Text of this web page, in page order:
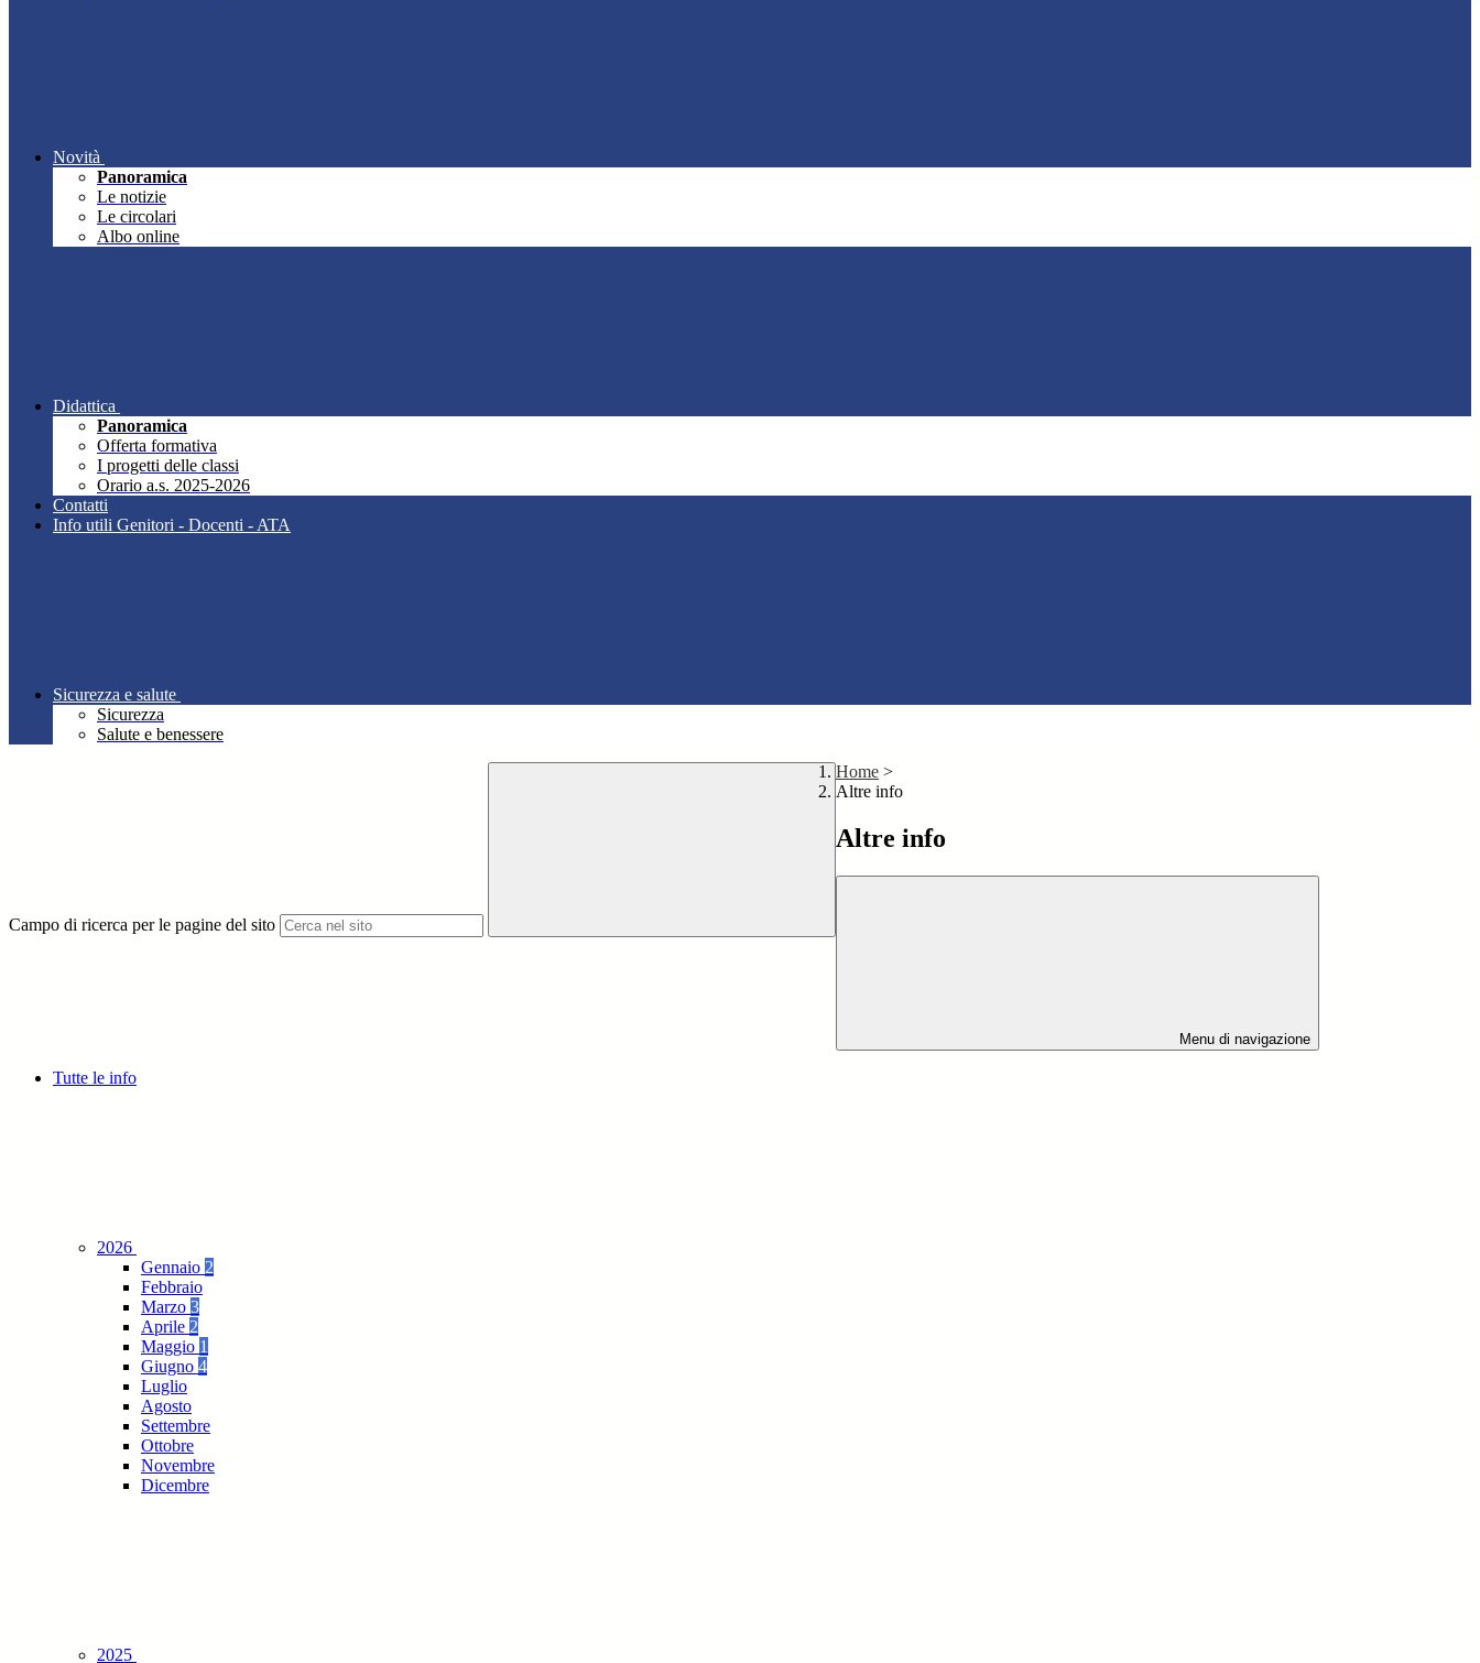
Novità
Panoramica
Le notizie
Le circolari
Albo online
Didattica
Panoramica
Offerta formativa
I progetti delle classi
Orario a.s. 2025-2026
Contatti
Info utili Genitori - Docenti - ATA
Sicurezza e salute
Sicurezza
Salute e benessere
Campo di ricerca per le pagine del sito
Home >
Altre info
Altre info
Menu di navigazione
Tutte le info
2026
Gennaio 2
Febbraio
Marzo 3
Aprile 2
Maggio 1
Giugno 4
Luglio
Agosto
Settembre
Ottobre
Novembre
Dicembre
2025